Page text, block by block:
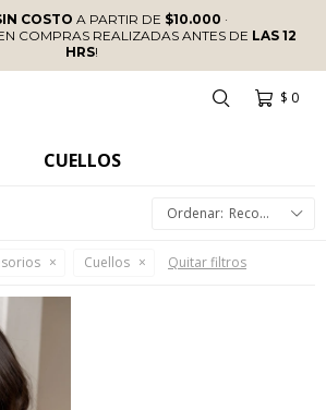
COSTO A PARTIR DE $10.000 ·
COMPRAS REALIZADAS ANTES DE LAS 12
HRS!
$ 0
CUELLOS
Recomendados
Cuellos Quitar filtros